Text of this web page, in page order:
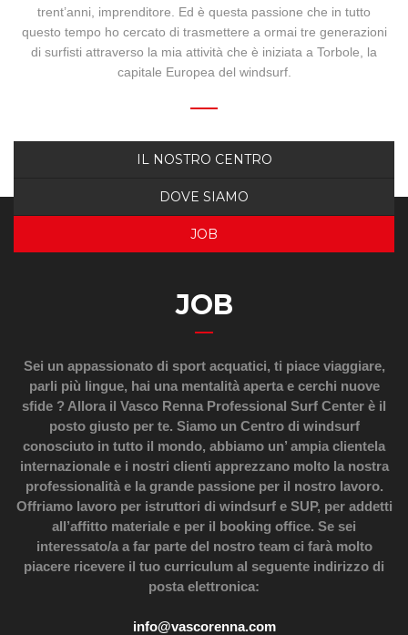
trent’anni, imprenditore. Ed è questa passione che in tutto
questo tempo ho cercato di trasmettere a ormai tre generazioni
di surfisti attraverso la mia attività che è iniziata a Torbole, la
capitale Europea del windsurf.
IL NOSTRO CENTRO
DOVE SIAMO
JOB
JOB
Sei un appassionato di sport acquatici, ti piace viaggiare,
parli più lingue, hai una mentalità aperta e cerchi nuove
sfide ? Allora il Vasco Renna Professional Surf Center è il
posto giusto per te. Siamo un Centro di windsurf
conosciuto in tutto il mondo, abbiamo un’ ampia clientela
internazionale e i nostri clienti apprezzano molto la nostra
professionalità e la grande passione per il nostro lavoro.
Offriamo lavoro per istruttori di windsurf e SUP, per addetti
all’affitto materiale e per il booking office. Se sei
interessato/a a far parte del nostro team ci farà molto
piacere ricevere il tuo curriculum al seguente indirizzo di
posta elettronica:
info@vascorenna.com